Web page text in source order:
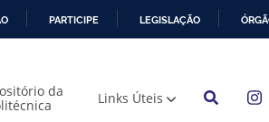
PARTICIPE LEGISLAÇÃO
da
Links Úteis